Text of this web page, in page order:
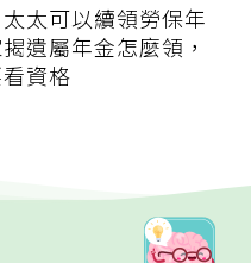
太可以續領勞保年
遺屬年金怎麼領，
資格